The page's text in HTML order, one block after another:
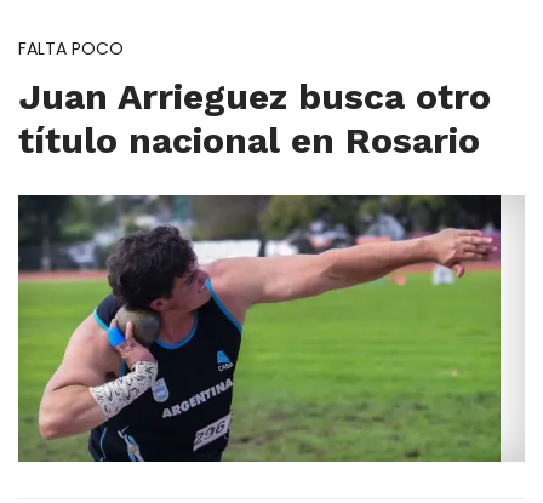
FALTA POCO
Juan Arrieguez busca otro
título nacional en Rosario